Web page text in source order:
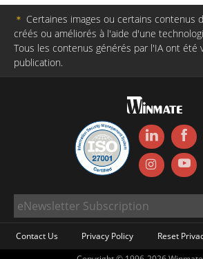
＊ Certaines images ou certains contenus
créés ou améliorés à l'aide d'une
Tous les contenus générés par l'IA ont été
publication.
Contact Us Privacy Policy
Reset